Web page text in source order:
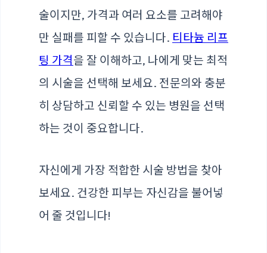
술이지만, 가격과 여러 요소를 고려해야
만 실패를 피할 수 있습니다. 티타늄 리프
팅 가격을 잘 이해하고, 나에게 맞는 최적
의 시술을 선택해 보세요. 전문의와 충분
히 상담하고 신뢰할 수 있는 병원을 선택
하는 것이 중요합니다.
자신에게 가장 적합한 시술 방법을 찾아
보세요. 건강한 피부는 자신감을 불어넣
어 줄 것입니다!